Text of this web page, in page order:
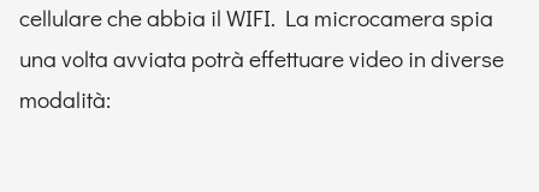
cellulare che abbia il WIFI. La microcamera spia
una volta avviata potrà effettuare video in diverse
modalità: